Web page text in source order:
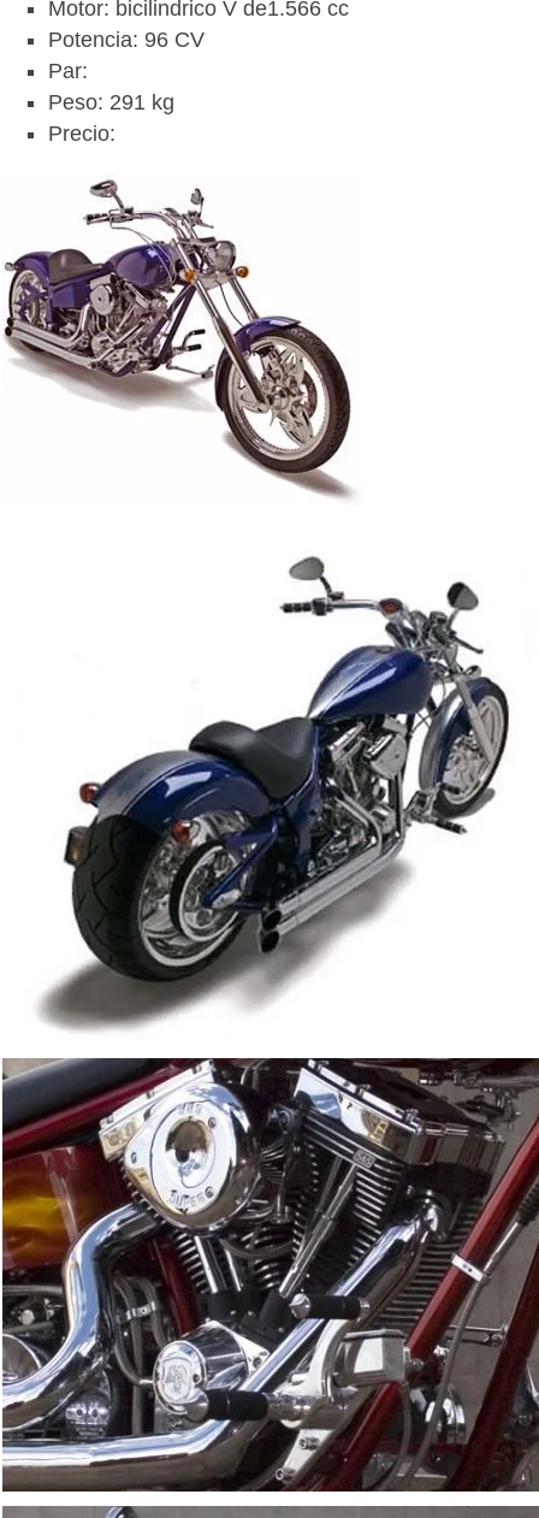
Motor: bicilindrico V de1.566 cc
Potencia: 96 CV
Par:
Peso: 291 kg
Precio: